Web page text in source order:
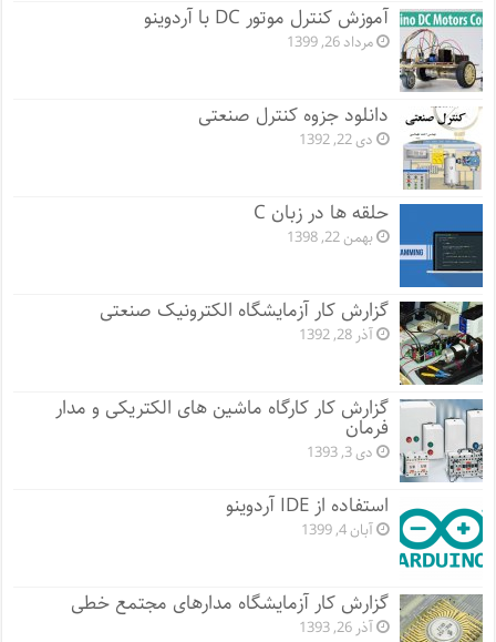
آموزش کنترل موتور DC با آردوینو
مرداد 26, 1399
دانلود جزوه کنترل صنعتی
دی 22, 1392
حلقه ها در زبان C
بهمن 22, 1398
گزارش کار آزمایشگاه الکترونیک صنعتی
آذر 28, 1392
گزارش کار کارگاه ماشین های الکتریکی و مدار
فرمان
دی 3, 1393
استفاده از IDE آردوینو
آبان 4, 1399
گزارش کار آزمایشگاه مدارهای مجتمع خطی
آذر 26, 1393